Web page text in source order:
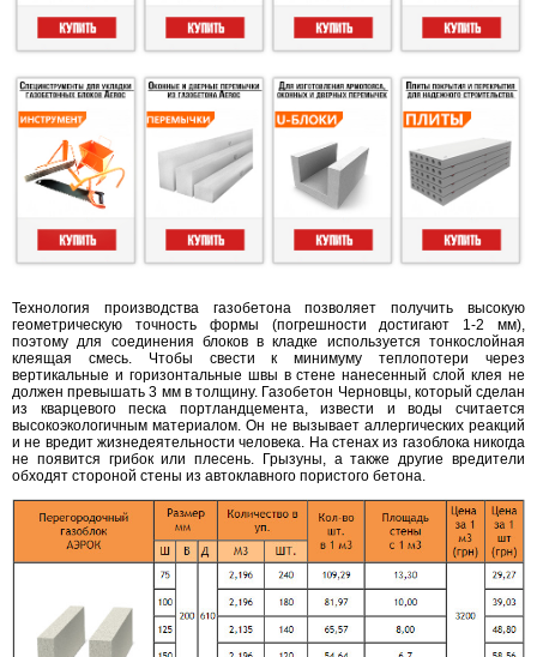
Технология производства газобетона позволяет получить высокую
геометрическую точность формы (погрешности достигают 1-2 мм),
поэтому для соединения блоков в кладке используется тонкослойная
клеящая смесь. Чтобы свести к минимуму теплопотери через
вертикальные и горизонтальные швы в стене нанесенный слой клея не
должен превышать 3 мм в толщину. Газобетон Черновцы, который сделан
из кварцевого песка портландцемента, извести и воды считается
высокоэкологичным материалом. Он не вызывает аллергических реакций
и не вредит жизнедеятельности человека. На стенах из газоблока никогда
не появится грибок или плесень. Грызуны, а также другие вредители
обходят стороной стены из автоклавного пористого бетона.